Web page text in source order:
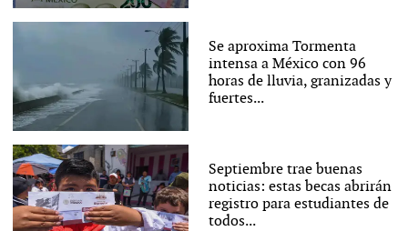
Se aproxima Tormenta
intensa a México con 96
horas de lluvia, granizadas y
fuertes...
Septiembre trae buenas
noticias: estas becas abrirán
registro para estudiantes de
todos...